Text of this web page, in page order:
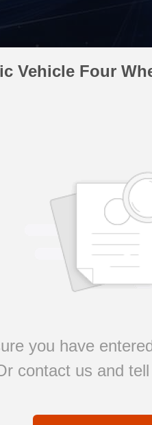
Vehicle Four
you have
contact us and